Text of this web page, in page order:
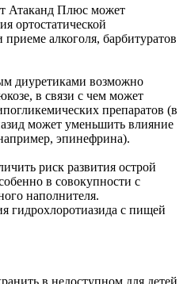
Атаканд Плюс может
ортостатической
алкоголя, барбитуратов
диуретиками возможно
в связи с чем может
препаратов (в
может уменьшить влияние
эпинефрина).
риск развития острой
в совокупности с
наполнителя.
гидрохлоротиазида с пищей
в недоступном для детей